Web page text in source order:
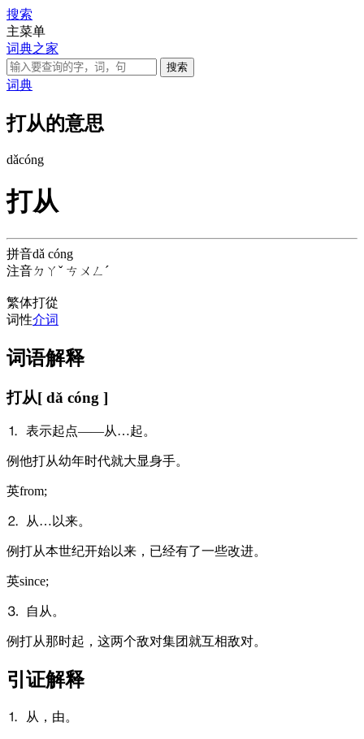
搜索
主菜单
词典之家
词典
打从的意思
dǎcóng
打从
拼音dǎ cóng
注音ㄉㄚˇ ㄘㄨㄥˊ
繁体打從
词性介词
词语解释
打从[ dǎ cóng ]
⒈ 表示起点——从…起。
例他打从幼年时代就大显身手。
英from;
⒉ 从…以来。
例打从本世纪开始以来，已经有了一些改进。
英since;
⒊ 自从。
例打从那时起，这两个敌对集团就互相敌对。
引证解释
⒈ 从，由。